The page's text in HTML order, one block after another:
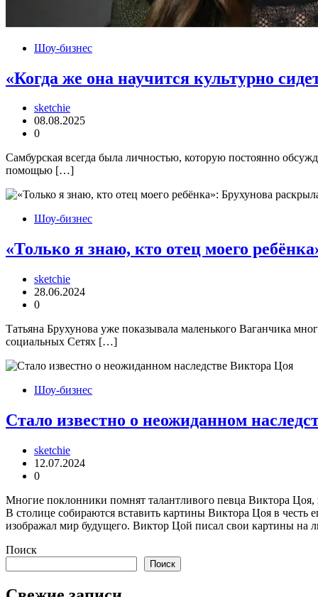
Шоу-бизнес
«Когда же она научится культурно
sketchie
08.08.2025
0
Самбурская всегда была личностью, которую постоянно
помощью […]
Шоу-бизнес
«Только я знаю, кто отец моего
sketchie
28.06.2024
0
Татьяна Брухунова уже показывала маленького Ваганчика
социальных Сетях […]
Шоу-бизнес
Стало известно о неожиданном
sketchie
12.07.2024
0
Многие поклонники помнят талантливого певца Виктора
В столице собираются вставить картины Виктора Цоя в честь
изображал мир будущего. Виктор Цой писал свои картины на
Поиск
Поиск